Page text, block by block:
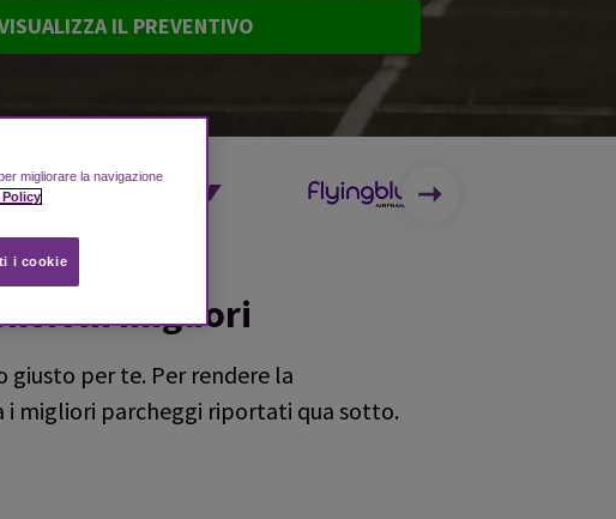
IL PREVENTIVO
migliori
per te. Per rendere la
i migliori parcheggi riportati qua sotto.
migliorare la navigazione
i cookie